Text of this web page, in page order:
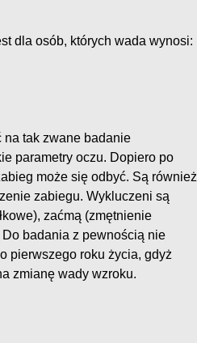
dla osób, których wada wynosi:
na tak zwane badanie
parametry oczu. Dopiero po
może się odbyć. Są również
zabiegu. Wykluczeni są
zaćmą (zmętnienie
badania z pewnością nie
pierwszego roku życia, gdyż
zmianę wady wzroku.